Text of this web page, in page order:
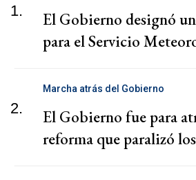
1.
El Gobierno designó
para el Servicio
2.
Marcha atrás del Gobierno
El Gobierno fue para
reforma que paralizó